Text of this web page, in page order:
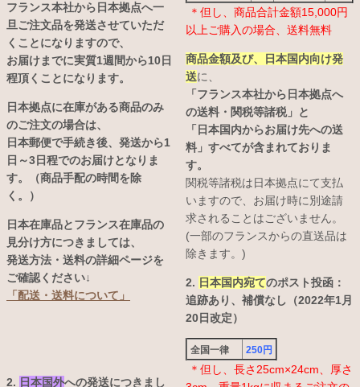
フランス本社から日本拠点へ一
旦ご注文品を発送させていただ
くことになりますので、
お届けまでに実質1週間から10日
程頂くことになります。
日本拠点に在庫がある商品のみ
のご注文の場合は、
日本郵便で手続き後、発送から1
日～3日程でのお届けとなりま
す。（商品手配の時間を除
く。）
日本在庫品とフランス在庫品の
見分け方につきましては、
発送方法・送料の詳細ページを
ご確認ください↓
「配送・送料について」
2. 日本国外への発送につきまし
＊但し、商品合計金額15,000円
以上ご購入の場合、送料無料
商品金額及び、日本国内向け発
送に、
「フランス本社から日本拠点へ
の送料・関税等諸税」と
「日本国内からお届け先への送
料」すべてが含まれておりま
す。
関税等諸税は日本拠点にて支払
いますので、お届け時に別途請
求されることはございません。
(一部のフランスからの直送品は
除きます。)
2. 日本国内宛てのポスト投函：
追跡あり、補償なし（2022年1月
20日改定）
全国一律 250円
＊但し、長さ25cm×24cm、厚さ